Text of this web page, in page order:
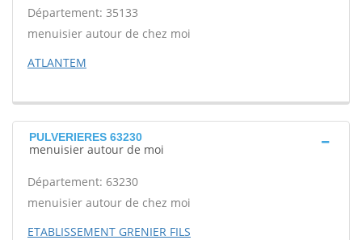
Département: 35133
menuisier autour de chez moi
ATLANTEM
PULVERIERES 63230
menuisier autour de moi
Département: 63230
menuisier autour de chez moi
ETABLISSEMENT GRENIER FILS